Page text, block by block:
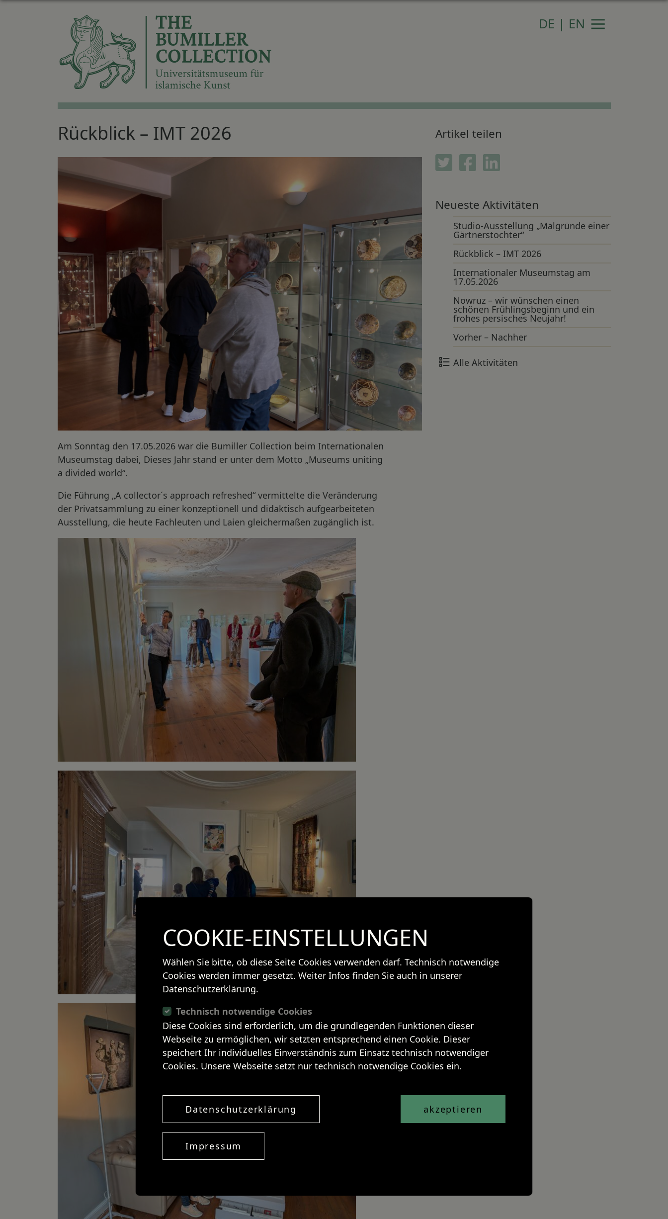
DE | EN
Rückblick – IMT 2026
Am Sonntag den 17.05.2026 war die Bumiller Collection beim Internationalen
Museumstag dabei, Dieses Jahr stand er unter dem Motto „Museums uniting
a divided world“.
Die Führung „A collector´s approach refreshed“ vermittelte die Veränderung
der Privatsammlung zu einer konzeptionell und didaktisch aufgearbeiteten
Ausstellung, die heute Fachleuten und Laien gleichermaßen zugänglich ist.
Artikel teilen
Twitter Facebook
Neueste Aktivitäten
Studio-Ausstellung „Malgründe einer
Gärtnerstochter“
Rückblick – IMT 2026
Internationaler Museumstag am
17.05.2026
Nowruz – wir wünschen einen
schönen Frühlingsbeginn und ein
frohes persisches Neujahr!
Vorher – Nachher
Alle Aktivitäten
COOKIE-EINSTELLUNGEN
Wählen Sie bitte, ob diese Seite Cookies verwenden darf. Technisch notwendige
Cookies werden immer gesetzt. Weiter Infos finden Sie auch in unserer
Datenschutzerklärung.
Technisch notwendige Cookies
Diese Cookies sind erforderlich, um die grundlegenden Funktionen dieser
Webseite zu ermöglichen, wir setzten entsprechend einen Cookie. Dieser
speichert Ihr individuelles Einverständnis zum Einsatz technisch notwendiger
Cookies. Unsere Webseite setzt nur technisch notwendige Cookies ein.
Datenschutzerklärung
Impressum
akzeptieren